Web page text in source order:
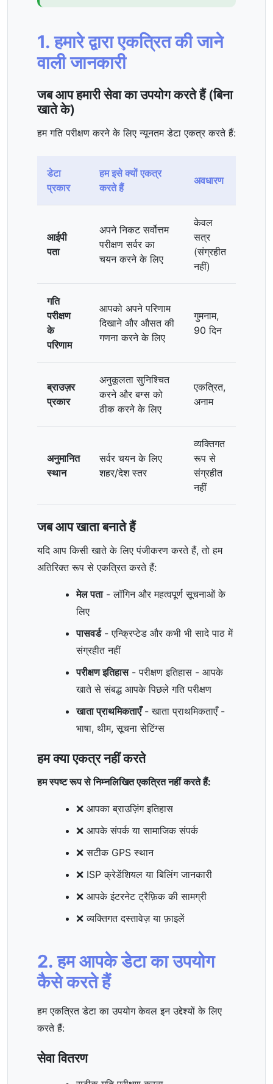
1. हमारे द्वारा एकत्रित की जाने
वाली जानकारी
जब आप हमारी सेवा का उपयोग करते हैं (बिना
खाते के)
हम गति परीक्षण करने के लिए न्यूनतम डेटा एकत्र करते हैं:
डेटा
प्रकार
हम इसे क्यों एकत्र
करते हैं
अवधारण
आईपी
पता
अपने निकट सर्वोत्तम
परीक्षण सर्वर का
चयन करने के लिए
केवल
सत्र
(संग्रहीत
नहीं)
गति
परीक्षण
के
परिणाम
आपको अपने परिणाम
दिखाने और औसत की
गणना करने के लिए
गुमनाम,
90 दिन
ब्राउज़र
प्रकार
अनुकूलता सुनिश्चित
करने और बग्स को
ठीक करने के लिए
एकत्रित,
अनाम
अनुमानित
स्थान
सर्वर चयन के लिए
शहर/देश स्तर
व्यक्तिगत
रूप से
संग्रहीत
नहीं
जब आप खाता बनाते हैं
यदि आप किसी खाते के लिए पंजीकरण करते हैं, तो हम
अतिरिक्त रूप से एकत्रित करते हैं:
मेल पता- लॉगिन और महत्वपूर्ण सूचनाओं के
लिए
पासवर्ड- एन्क्रिप्टेड और कभी भी सादे पाठ में
संग्रहीत नहीं
परीक्षण इतिहास- परीक्षण इतिहास - आपके
खाते से संबद्ध आपके पिछले गति परीक्षण
खाता प्राथमिकताएँ- खाता प्राथमिकताएँ -
भाषा, थीम, सूचना सेटिंग्स
हम क्या एकत्र नहीं करते
हम स्पष्ट रूप से निम्नलिखित एकत्रित नहीं करते हैं:
❌ आपका ब्राउज़िंग इतिहास
❌ आपके संपर्क या सामाजिक संपर्क
❌ सटीक GPS स्थान
❌ ISP क्रेडेंशियल या बिलिंग जानकारी
❌ आपके इंटरनेट ट्रैफ़िक की सामग्री
❌ व्यक्तिगत दस्तावेज़ या फ़ाइलें
2. हम आपके डेटा का उपयोग
कैसे करते हैं
हम एकत्रित डेटा का उपयोग केवल इन उद्देश्यों के लिए
करते हैं:
सेवा वितरण